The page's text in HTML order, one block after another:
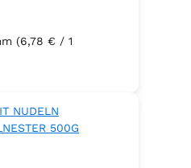
(6,78 € / 1